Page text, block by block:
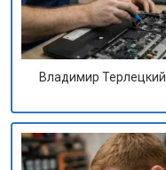
Владимир Терлецкий